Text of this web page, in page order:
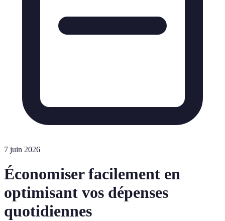
7 juin 2026
Économiser facilement en
optimisant vos dépenses
quotidiennes